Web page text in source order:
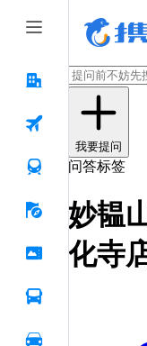
我要提问
问答标签
妙韫
化寺